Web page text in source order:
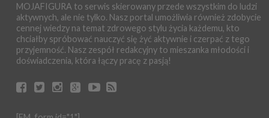
MOJAFIGURA to serwis skierowany przede wszystkim do ludzi
aktywnych, ale nie tylko. Nasz portal umożliwia również zdobycie
cennej wiedzy na temat zdrowego stylu życia każdemu, kto
chciałby spróbować nauczyć się żyć aktywnie i czerpać z tego
przyjemność. Nasz zespół redakcyjny to mieszanka młodości i
doświadczenia, która łączy pracę z pasją!